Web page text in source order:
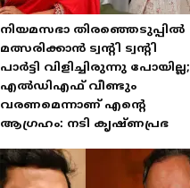
നിയമസഭാ തിരഞ്ഞെടുപ്പിൽ
മത്സരിക്കാൻ ട്വന്റി ട്വന്റി
പാർട്ടി വിളിച്ചിരുന്നു പോയില്ല;
എൽഡിഎഫ് വീണ്ടും
വരണമെന്നാണ് എന്റെ
ആഗ്രഹം: നടി കൃഷ്ണപ്രഭ